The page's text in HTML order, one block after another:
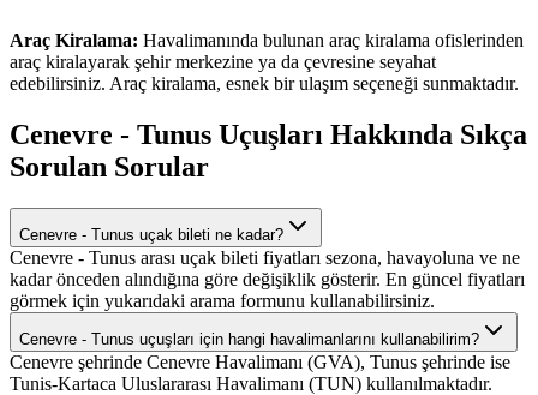
Araç Kiralama: Havalimanında bulunan araç kiralama ofislerinden
araç kiralayarak şehir merkezine ya da çevresine seyahat
edebilirsiniz. Araç kiralama, esnek bir ulaşım seçeneği sunmaktadır.
Cenevre - Tunus Uçuşları Hakkında Sıkça
Sorulan Sorular
Cenevre - Tunus uçak bileti ne kadar?
Cenevre - Tunus arası uçak bileti fiyatları sezona, havayoluna ve ne
kadar önceden alındığına göre değişiklik gösterir. En güncel fiyatları
görmek için yukarıdaki arama formunu kullanabilirsiniz.
Cenevre - Tunus uçuşları için hangi havalimanlarını kullanabilirim?
Cenevre şehrinde Cenevre Havalimanı (GVA), Tunus şehrinde ise
Tunis-Kartaca Uluslararası Havalimanı (TUN) kullanılmaktadır.